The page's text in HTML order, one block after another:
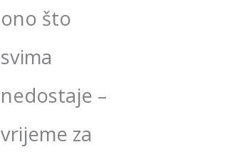
ono što
svima
nedostaje –
vrijeme za